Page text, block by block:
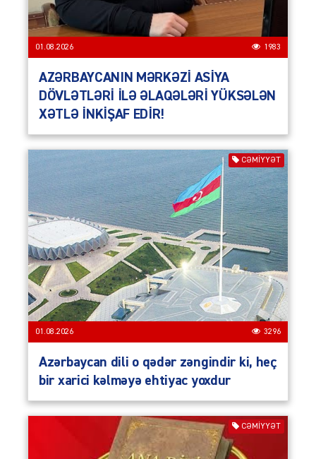
01.08.2026 1983
AZƏRBAYCANIN MƏRKƏZİ ASİYA
DÖVLƏTLƏRİ İLƏ ƏLAQƏLƏRİ YÜKSƏLƏN
XƏTLƏ İNKİŞAF EDİR!
CƏMIYYƏT
01.08.2026 3296
Azərbaycan dili o qədər zəngindir ki, heç
bir xarici kəlməyə ehtiyac yoxdur
CƏMIYYƏT